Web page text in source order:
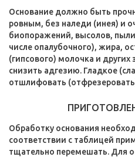
Основание должно быть
ровным, без наледи (инея) и
биопоражений, высолов,
числе опалубочного), жира,
(гипсового) молочка и других
снизить адгезию. Гладкое
отшлифовать
Обработку основания
соответствии с таблицей
тщательно перемешать. Для